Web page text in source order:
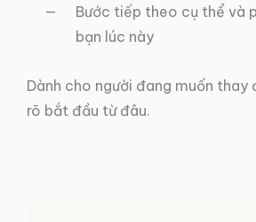
Bước tiếp theo cụ thể và
bạn lúc này
Dành cho người đang muốn thay
rõ bắt đầu từ đâu.